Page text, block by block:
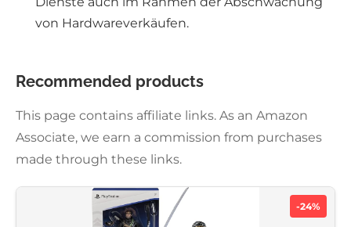
von Hardwareverkäufen.
Recommended products
This page contains affiliate links. As an Amazon
Associate, we earn a commission from purchases
made through these links.
-24%